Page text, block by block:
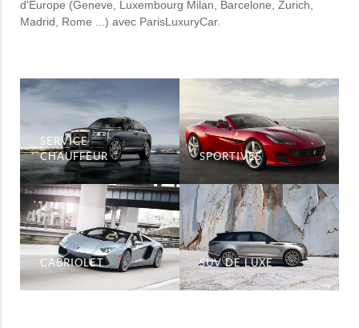
d'Europe (Geneve, Luxembourg Milan, Barcelone, Zurich,
Madrid, Rome ...) avec ParisLuxuryCar.
SERVICE
CHAUFFEUR
SPORTIVES
CABRIOLET SUV DE LUXE